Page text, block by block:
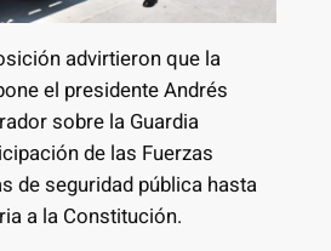
advirtieron que la
el presidente Andrés
sobre la Guardia
de las Fuerzas
de seguridad pública hasta
a la Constitución.